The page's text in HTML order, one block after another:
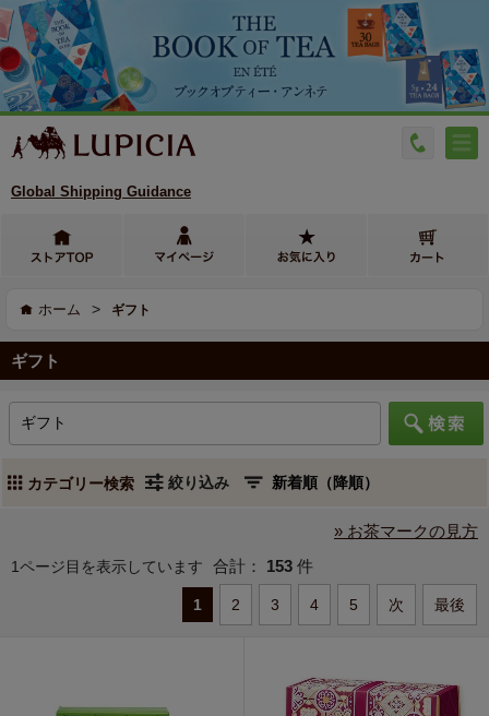
Global Shipping Guidance
ホーム > ギフト
ギフト
カテゴリー検索 絞り込み
» お茶マークの見方
1ページ目を表示しています 合計： 153 件
1 2 3 4 5 次 最後